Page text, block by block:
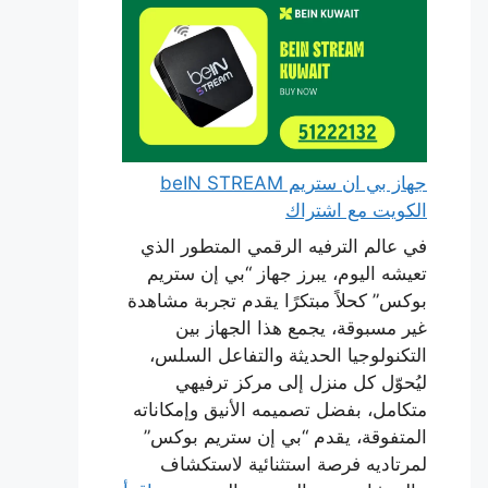
جهاز بي ان ستريم beIN STREAM
الكويت مع اشتراك
في عالم الترفيه الرقمي المتطور الذي
تعيشه اليوم، يبرز جهاز “بي إن ستريم
بوكس” كحلاً مبتكرًا يقدم تجربة مشاهدة
غير مسبوقة، يجمع هذا الجهاز بين
التكنولوجيا الحديثة والتفاعل السلس،
ليُحوّل كل منزل إلى مركز ترفيهي
متكامل، بفضل تصميمه الأنيق وإمكاناته
المتفوقة، يقدم “بي إن ستريم بوكس”
لمرتاديه فرصة استثنائية لاستكشاف